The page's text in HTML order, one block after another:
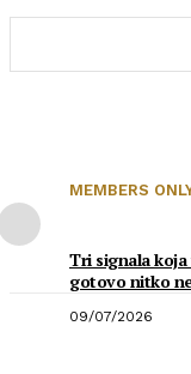
MEMBERS
Tri signala
gotovo nitko
09/07/2026